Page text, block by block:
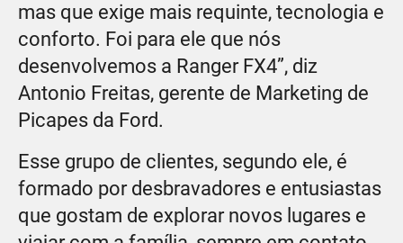
mas que exige mais requinte, tecnologia e
conforto. Foi para ele que nós
desenvolvemos a Ranger FX4”, diz
Antonio Freitas, gerente de Marketing de
Picapes da Ford.
Esse grupo de clientes, segundo ele, é
formado por desbravadores e entusiastas
que gostam de explorar novos lugares e